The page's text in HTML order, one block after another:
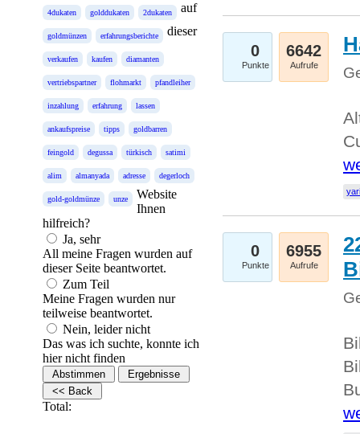
4dukaten golddukaten 2dukaten
goldmünzen erfahrungsberichte
verkaufen kaufen diamanten
vertriebspartner flohmarkt pfandleiher
inzahlung erfahrung lassen
ankaufspreise tipps goldbarren
feingold degussa türkisch satimi
alim almanyada adresse degerloch
gold-goldmünze unze
auf
dieser
Website
Ihnen
hilfreich?
Ja, sehr
All meine Fragen wurden auf
dieser Seite beantwortet.
Zum Teil
Meine Fragen wurden nur
teilweise beantwortet.
Nein, leider nicht
Das was ich suchte, konnte ich
hier nicht finden
Total:
0
Punkte
6642
Aufrufe
0
Punkte
6955
Aufrufe